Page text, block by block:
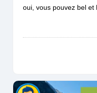
oui, vous pouvez bel et